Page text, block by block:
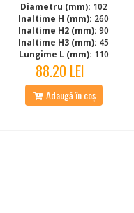
Diametru (mm): 102
Inaltime H (mm): 260
Inaltime H2 (mm): 90
Inaltime H3 (mm): 45
Lungime L (mm): 110
88.20 LEI
Adaugă în coș